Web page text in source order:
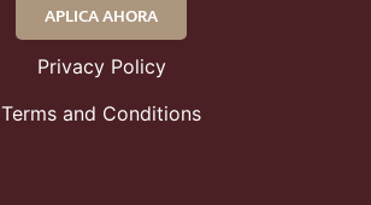
APLICA AHORA
Privacy Policy
Terms and Conditions